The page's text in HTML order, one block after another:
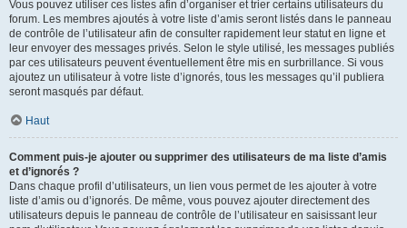
Vous pouvez utiliser ces listes afin d’organiser et trier certains utilisateurs du
forum. Les membres ajoutés à votre liste d’amis seront listés dans le panneau
de contrôle de l’utilisateur afin de consulter rapidement leur statut en ligne et
leur envoyer des messages privés. Selon le style utilisé, les messages publiés
par ces utilisateurs peuvent éventuellement être mis en surbrillance. Si vous
ajoutez un utilisateur à votre liste d’ignorés, tous les messages qu’il publiera
seront masqués par défaut.
Haut
Comment puis-je ajouter ou supprimer des utilisateurs de ma liste d’amis
et d’ignorés ?
Dans chaque profil d’utilisateurs, un lien vous permet de les ajouter à votre
liste d’amis ou d’ignorés. De même, vous pouvez ajouter directement des
utilisateurs depuis le panneau de contrôle de l’utilisateur en saisissant leur